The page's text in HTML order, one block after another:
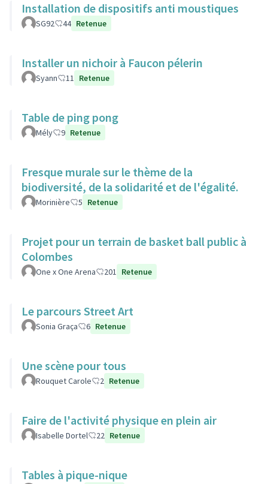
Installation de dispositifs anti moustiques
SG92 44 Retenue
Installer un nichoir à Faucon pélerin
Syann 11 Retenue
Table de ping pong
Mély 9 Retenue
Fresque murale sur le thème de la
biodiversité, de la solidarité et de l'égalité.
Morinière 5 Retenue
Projet pour un terrain de basket ball public à
Colombes
One x One Arena 201 Retenue
Le parcours Street Art
Sonia Graça 6 Retenue
Une scène pour tous
Rouquet Carole 2 Retenue
Faire de l'activité physique en plein air
Isabelle Dortel 22 Retenue
Tables à pique-nique